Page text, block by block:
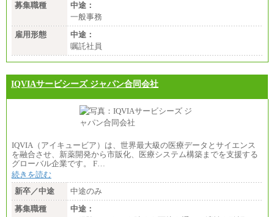
募集職種
中途：
一般事務
雇用形態
中途：
嘱託社員
IQVIAサービシーズ ジャパン合同会社
IQVIA（アイキュービア）は、世界最大級の医療データとサイエンス
を融合させ、新薬開発から市販化、医療システム構築までを支援する
グローバル企業です。 F…
続きを読む
新卒／中途
中途のみ
募集職種
中途：